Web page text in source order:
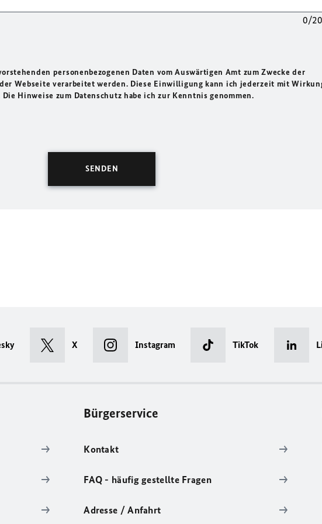
0/
personenbezogenen Daten vom Auswärtigen Amt zum Zwecke der
Webseite verarbeitet werden. Diese Einwilligung kann ich jederzeit mit
Hinweise zum Datenschutz habe ich zur Kenntnis genommen.
X Instagram TikTok
Bürgerservice
Kontakt
FAQ - häufig gestellte Fragen
Adresse / Anfahrt